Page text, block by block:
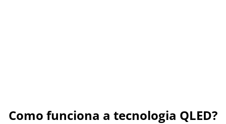
Como funciona a tecnologia QLED?